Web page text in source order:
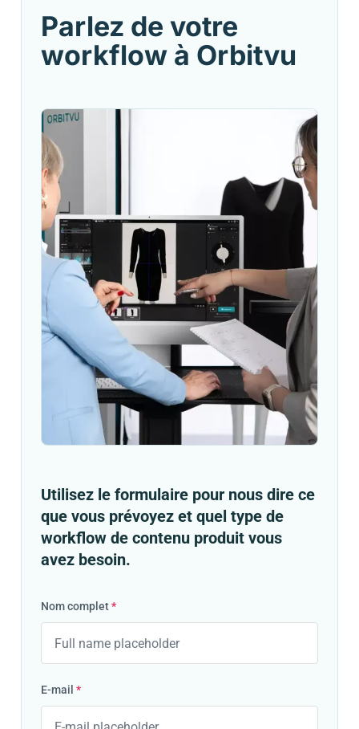
Parlez de votre
workflow à Orbitvu
Utilisez le formulaire pour nous dire ce
que vous prévoyez et quel type de
workflow de contenu produit vous
avez besoin.
Nom complet*
E-mail *